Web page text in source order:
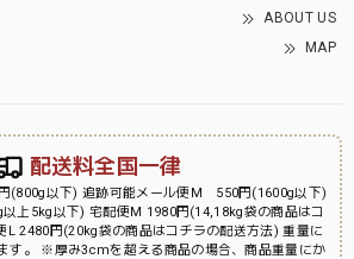
ABOUT US
MAP
配送料全国一律
(800g以下) 追跡可能メール便M 550円(1600g以下)
上5kg以下) 宅配便M 1980円(14,18kg袋の商品はコ
2480円(20kg袋の商品はコチラの配送方法) 重量に
す。 ※厚み3cmを超える商品の場合、商品重量にか